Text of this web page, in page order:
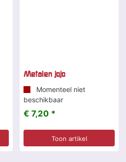
Metalen jojo
Momenteel niet
beschikbaar
€ 7,20 *
Toon artikel